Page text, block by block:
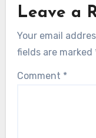
Leave a
Your email
fields are marked
Comment *